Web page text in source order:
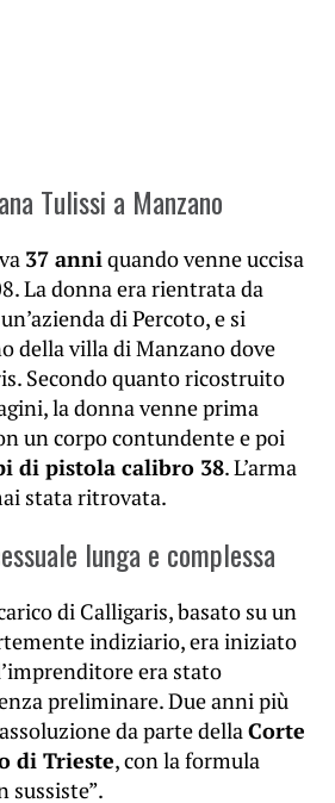
Tulissi a Manzano
37 anniquando venne uccisa
La donna era rientrata da
di Percoto, e si
della villa di Manzano dove
Secondo quanto ricostruito
la donna venne prima
un corpo contundente e poi
di pistola calibro 38. L’arma
stata ritrovata.
lunga e complessa
di Calligaris, basato su un
indiziario, era iniziato
era stato
preliminare. Due anni più
da parte dellaCorte
di Trieste, con la formula
sussiste”.